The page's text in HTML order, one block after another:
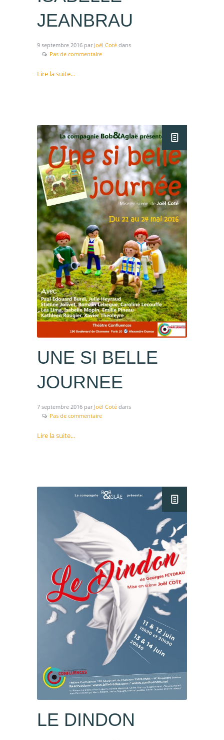
JEANBRAU
9 septembre 2016 par Joël Coté dans
Pas de commentaire
Lire la suite...
UNE SI BELLE
JOURNEE
7 septembre 2016 par Joël Coté dans
Pas de commentaire
Lire la suite...
LE DINDON